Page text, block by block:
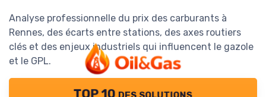
Analyse professionnelle du prix des carburants à
Rennes, des écarts entre stations, des axes routiers
clés et des enjeux industriels qui influencent le gazole
et le GPL.
TOP 10 des solutions